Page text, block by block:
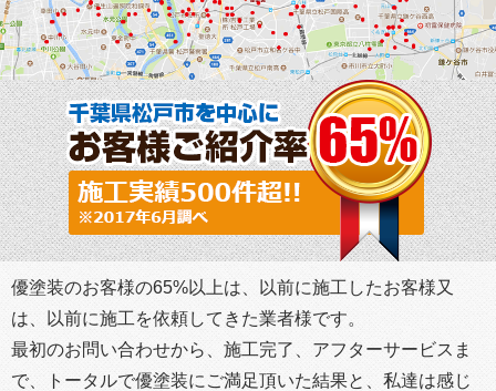
優塗装のお客様の65%以上は、以前に施工したお客様又
は、以前に施工を依頼してきた業者様です。
最初のお問い合わせから、施工完了、アフターサービスま
で、トータルで優塗装にご満足頂いた結果と、私達は感じ